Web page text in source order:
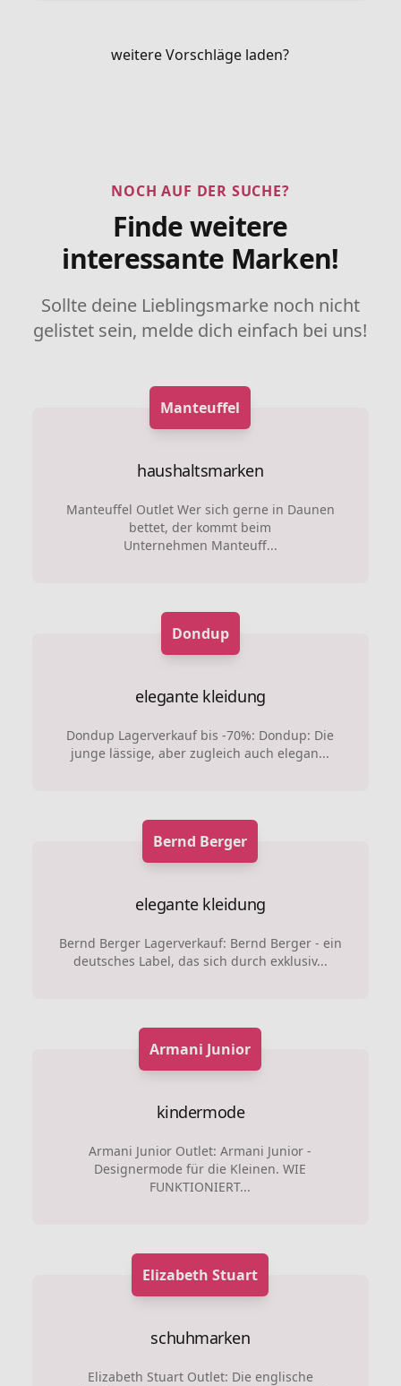
weitere Vorschläge laden?
NOCH AUF DER SUCHE?
Finde weitere
interessante Marken!
Sollte deine Lieblingsmarke noch nicht
gelistet sein, melde dich einfach bei uns!
Manteuffel
haushaltsmarken
Manteuffel Outlet Wer sich gerne in Daunen
bettet, der kommt beim
Unternehmen Manteuff...
Dondup
elegante kleidung
Dondup Lagerverkauf bis -70%: Dondup: Die
junge lässige, aber zugleich auch elegan...
Bernd Berger
elegante kleidung
Bernd Berger Lagerverkauf: Bernd Berger - ein
deutsches Label, das sich durch exklusiv...
Armani Junior
kindermode
Armani Junior Outlet: Armani Junior -
Designermode für die Kleinen. WIE
FUNKTIONIERT...
Elizabeth Stuart
schuhmarken
Elizabeth Stuart Outlet: Die englische